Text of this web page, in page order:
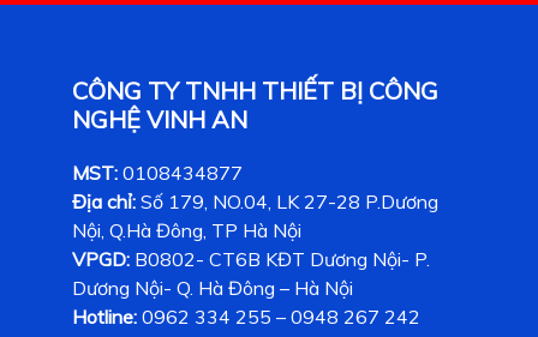
CÔNG TY TNHH THIẾT BỊ CÔNG
NGHỆ VINH AN
MST: 0108434877
Địa chỉ: Số 179, NO.04, LK 27-28 P.Dương
Nội, Q.Hà Đông, TP Hà Nội
VPGD: B0802- CT6B KĐT Dương Nội- P.
Dương Nội- Q. Hà Đông – Hà Nội
Hotline: 0962 334 255 – 0948 267 242